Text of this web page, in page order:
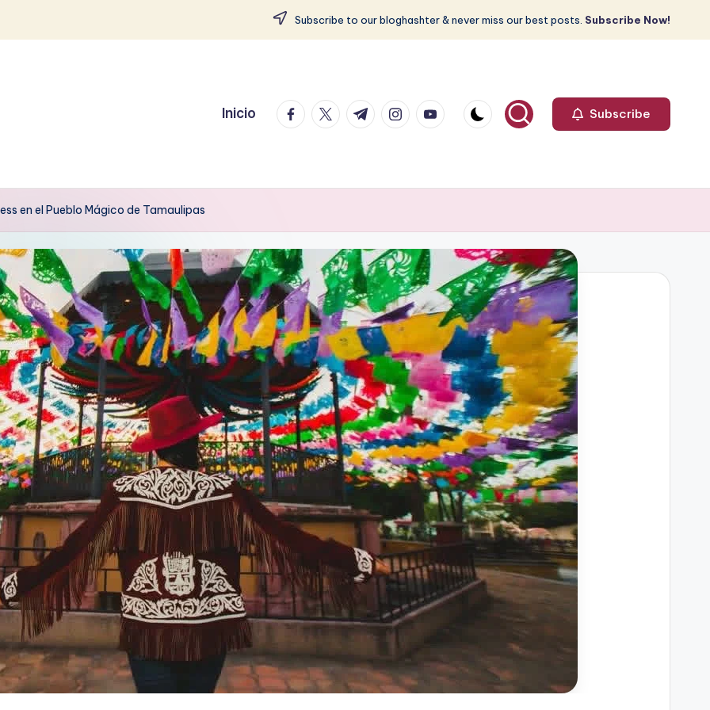
Subscribe to our bloghashter & never miss our best posts. Subscribe Now!
Inicio facebook.com
twitter.com
t.me instagram.com
youtube.com Subscribe
en el Pueblo Mágico de Tamaulipas